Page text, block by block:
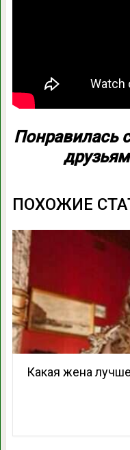
Понравилась
ПОХОЖИЕ
Какая жена